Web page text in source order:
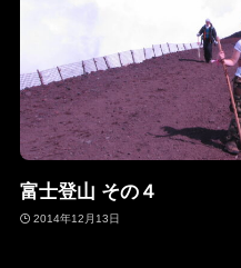
富士登山 その４
2014年12月13日